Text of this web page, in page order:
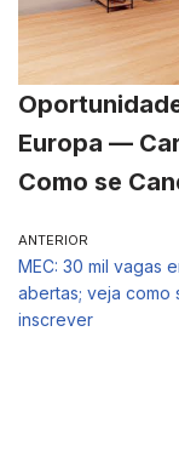
Europa —
Como se
ANTERIOR
MEC: 30 mil vagas
abertas; veja como
inscrever